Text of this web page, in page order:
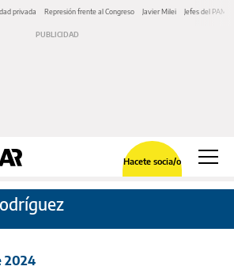
privada Represión frente al Congreso Javier Milei Jefes del PAMI
Hacete socia/o
2024